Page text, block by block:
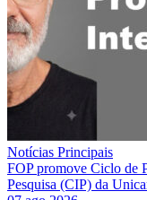
Notícias Principais
FOP promove Ciclo de
Pesquisa (CIP) da